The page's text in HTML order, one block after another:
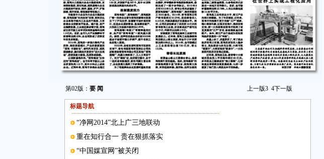
第02版： 要 闻 上一版3 4下一版
标题导航
“净网2014”北上广三地联动
重在知行合一 贵在狠抓落实
“中国媒宣网”被关闭